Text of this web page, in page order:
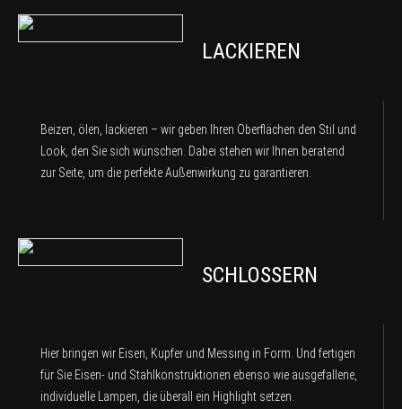
LACKIEREN
Beizen, ölen, lackieren – wir geben Ihren Oberflächen den Stil und
Look, den Sie sich wünschen. Dabei stehen wir Ihnen beratend
zur Seite, um die perfekte Außenwirkung zu garantieren.
SCHLOSSERN
Hier bringen wir Eisen, Kupfer und Messing in Form. Und fertigen
für Sie Eisen- und Stahlkonstruktionen ebenso wie ausgefallene,
individuelle Lampen, die überall ein Highlight setzen.